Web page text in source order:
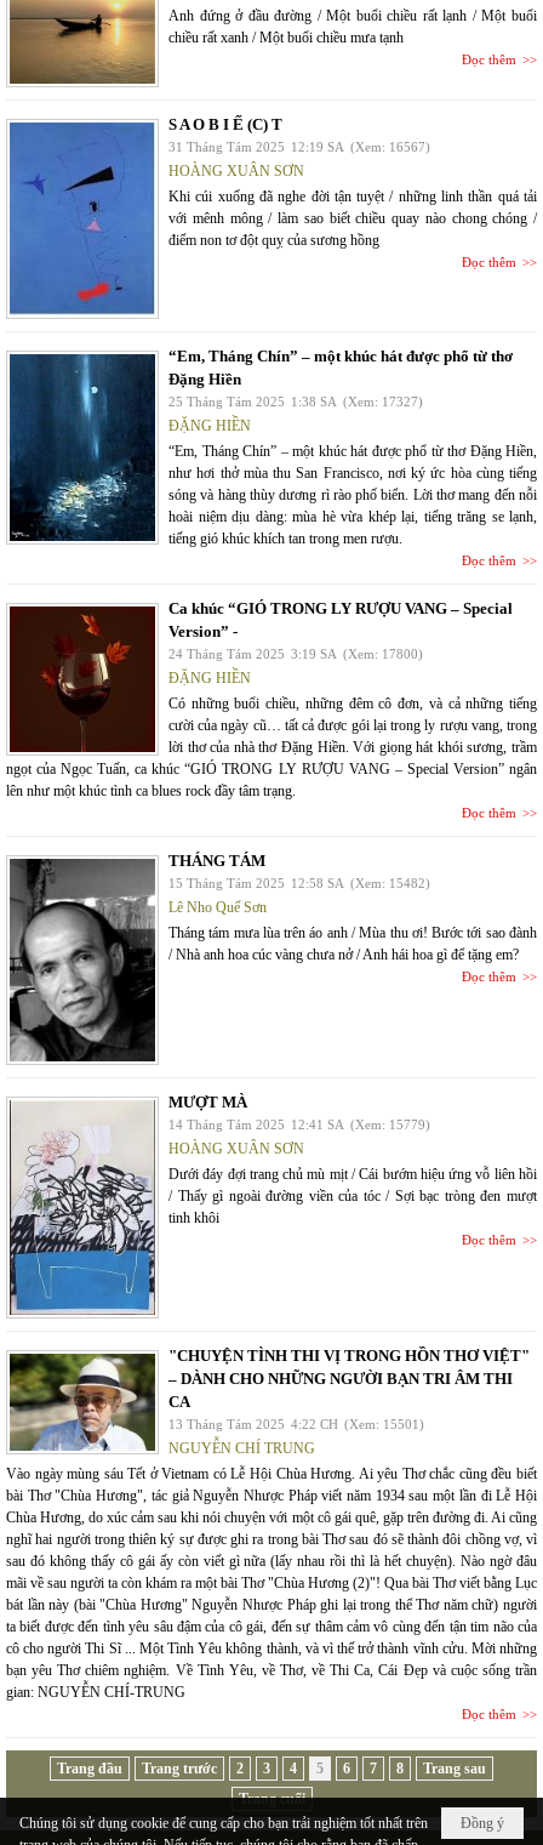
Anh đứng ở đầu đường / Một buổi chiều rất lạnh / Một buổi
chiều rất xanh / Một buổi chiều mưa tạnh
Đọc thêm
S A O B I Ế (C) T
31 Tháng Tám 2025 12:19 SA (Xem: 16567)
HOÀNG XUÂN SƠN
Khi cúi xuống đã nghe đời tận tuyệt / những linh thần quá tải
với mênh mông / làm sao biết chiều quay nào chong chóng /
điểm non tơ đột quỵ của sương hồng
Đọc thêm
“Em, Tháng Chín” – một khúc hát được phổ từ thơ
Đặng Hiền
25 Tháng Tám 2025 1:38 SA (Xem: 17327)
ĐẶNG HIỀN
“Em, Tháng Chín” – một khúc hát được phổ từ thơ Đặng Hiền,
như hơi thở mùa thu San Francisco, nơi ký ức hòa cùng tiếng
sóng và hàng thùy dương rì rào phố biển. Lời thơ mang đến nỗi
hoài niệm dịu dàng: mùa hè vừa khép lại, tiếng trăng se lạnh,
tiếng gió khúc khích tan trong men rượu.
Đọc thêm
Ca khúc “GIÓ TRONG LY RƯỢU VANG – Special
Version” -
24 Tháng Tám 2025 3:19 SA (Xem: 17800)
ĐẶNG HIỀN
Có những buổi chiều, những đêm cô đơn, và cả những tiếng
cười của ngày cũ… tất cả được gói lại trong ly rượu vang, trong
lời thơ của nhà thơ Đặng Hiền. Với giọng hát khói sương, trầm
ngọt của Ngọc Tuấn, ca khúc “GIÓ TRONG LY RƯỢU VANG – Special Version” ngân
lên như một khúc tình ca blues rock đầy tâm trạng.
Đọc thêm
THÁNG TÁM
15 Tháng Tám 2025 12:58 SA (Xem: 15482)
Lê Nho Quế Sơn
Tháng tám mưa lùa trên áo anh / Mùa thu ơi! Bước tới sao đành
/ Nhà anh hoa cúc vàng chưa nở / Anh hái hoa gì để tặng em?
Đọc thêm
MƯỢT MÀ
14 Tháng Tám 2025 12:41 SA (Xem: 15779)
HOÀNG XUÂN SƠN
Dưới đáy đợi trang chủ mù mịt / Cái bướm hiệu ứng vỗ liên hồi
/ Thấy gì ngoài đường viền của tóc / Sợi bạc tròng đen mượt
tinh khôi
Đọc thêm
"CHUYỆN TÌNH THI VỊ TRONG HỒN THƠ VIỆT"
– DÀNH CHO NHỮNG NGƯỜI BẠN TRI ÂM THI
CA
13 Tháng Tám 2025 4:22 CH (Xem: 15501)
NGUYỄN CHÍ TRUNG
Vào ngày mùng sáu Tết ở Vietnam có Lễ Hội Chùa Hương. Ai yêu Thơ chắc cũng đều biết
bài Thơ "Chùa Hương", tác giả Nguyễn Nhược Pháp viết năm 1934 sau một lần đi Lễ Hội
Chùa Hương, do xúc cảm sau khi nói chuyện với một cô gái quê, gặp trên đường đi. Ai cũng
nghĩ hai người trong thiên ký sự được ghi ra trong bài Thơ sau đó sẽ thành đôi chồng vợ, vì
sau đó không thấy cô gái ấy còn viết gì nữa (lấy nhau rồi thì là hết chuyện). Nào ngờ đâu
mãi về sau người ta còn khám ra một bài Thơ "Chùa Hương (2)"! Qua bài Thơ viết bằng Lục
bát lần này (bài "Chùa Hương" Nguyễn Nhược Pháp ghi lại trong thể Thơ năm chữ) người
ta biết được đến tình yêu sâu đậm của cô gái, đến sự thâm cảm vô cùng đến tận tim não của
cô cho người Thi Sĩ ... Một Tình Yêu không thành, và vì thế trở thành vĩnh cửu. Mời những
bạn yêu Thơ chiêm nghiệm. Về Tình Yêu, về Thơ, về Thi Ca, Cái Đẹp và cuộc sống trần
gian: NGUYỄN CHÍ-TRUNG
Đọc thêm
Trang đầu Trang trước 2 3 4 5 6 7 8
Trang sau
Trang cuối
Đồng ý
Chúng tôi sử dụng cookie để cung cấp cho bạn trải nghiệm tốt nhất trên